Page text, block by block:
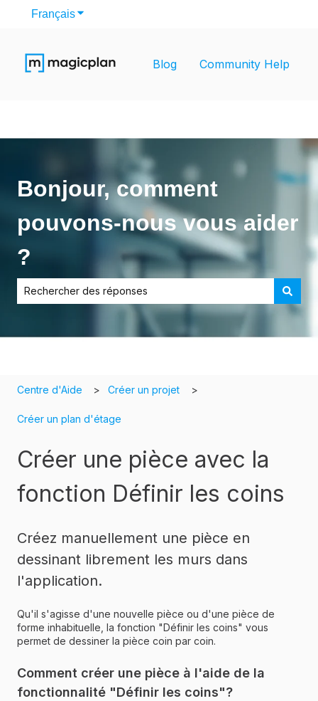
FrançaisAfficher le sous-menu pour les traductions
Blog Community Help
Bonjour, comment
pouvons-nous vous aider
?
Il n'y a aucune suggestion car le champ de recherche est
Centre d'Aide Créer un projet
Créer un plan d'étage
Créer une pièce avec la
fonction Définir les coins
Créez manuellement une pièce en
dessinant librement les murs dans
l'application.
Qu'il s'agisse d'une nouvelle pièce ou d'une pièce de
forme inhabituelle, la fonction "Définir les coins" vous
permet de dessiner la pièce coin par coin.
Comment créer une pièce à l'aide de la
fonctionnalité "Définir les coins"?